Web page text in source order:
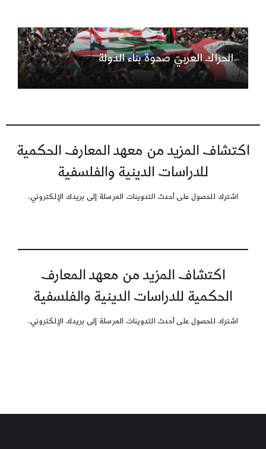
الحراك العربيّ صحوة بناء الدولة
اكتشاف المزيد من معهد المعارف الحكمية
للدراسات الدينية والفلسفية
اشترك للحصول على أحدث التدوينات المرسلة إلى بريدك الإلكتروني.
اكتشاف المزيد من معهد المعارف
الحكمية للدراسات الدينية والفلسفية
اشترك للحصول على أحدث التدوينات المرسلة إلى بريدك الإلكتروني.